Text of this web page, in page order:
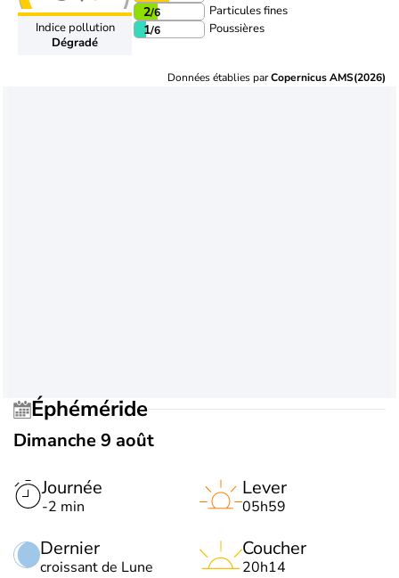
Indice pollution
Dégradé
2/6 Particules fines
1/6 Poussières
Données établies parCopernicus AMS(2026)
Éphéméride
Dimanche 9 août
Journée
-2 min
Dernier
croissant de Lune
Lever
05h59
Coucher
20h14